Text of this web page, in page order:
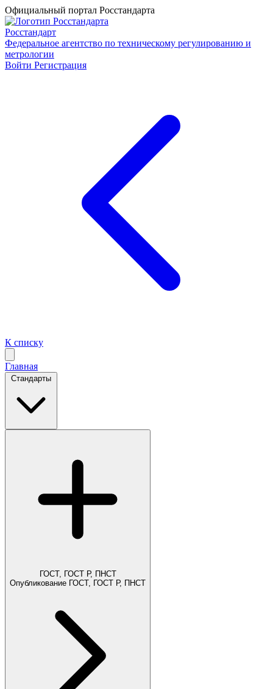
Официальный портал Росстандарта
Росстандарт
Федеральное агентство по техническому регулированию и
метрологии
Войти Регистрация
К списку
Главная
Стандарты
ГОСТ, ГОСТ Р, ПНСТ
Опубликование ГОСТ, ГОСТ Р, ПНСТ